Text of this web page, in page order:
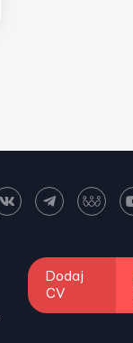
Dodaj
CV